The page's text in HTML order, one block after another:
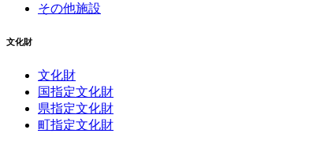
その他施設
文化財
文化財
国指定文化財
県指定文化財
町指定文化財